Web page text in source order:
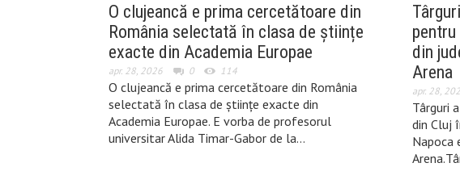
O clujeancă e prima cercetătoare din
România selectată în clasa de științe
exacte din Academia Europae
apr. 28, 2026 0 114
O clujeancă e prima cercetătoare din România
selectată în clasa de științe exacte din
Academia Europae. E vorba de profesorul
universitar Alida Timar-Gabor de la…
din
Arena
apr. 28,
Târguri
din Cluj
Napoca